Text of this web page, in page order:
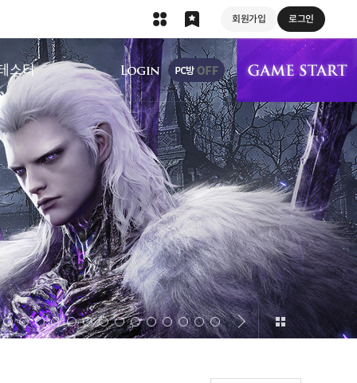
회원가입 로그인
스터
상단 메뉴